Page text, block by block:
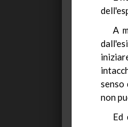
A
senso
non
Ed